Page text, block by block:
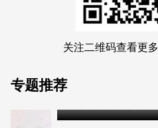
关注二维码查看更
专题推荐